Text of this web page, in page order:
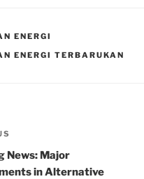
ENERGI
ENERGI TERBARUKAN
News: Major
in Alternative